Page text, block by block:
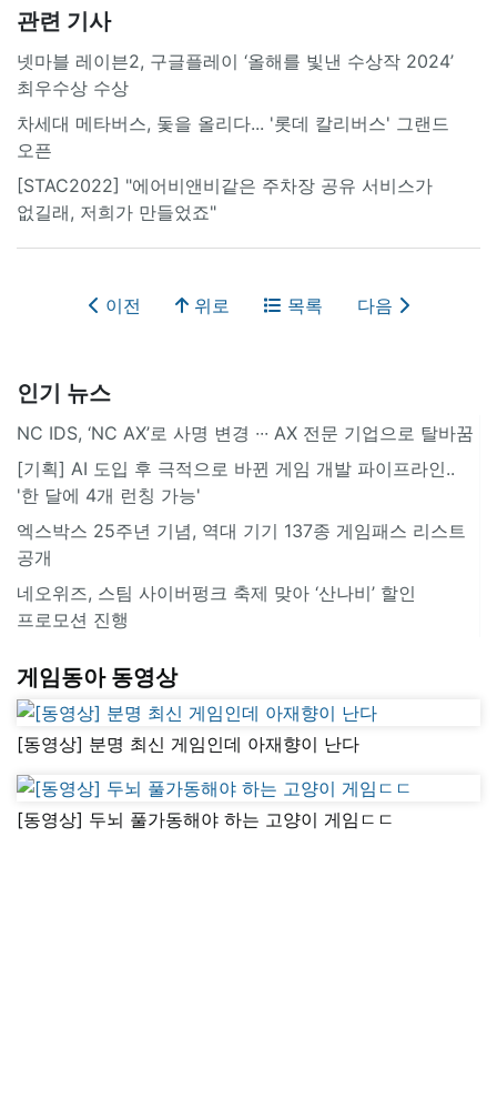
관련 기사
넷마블 레이븐2, 구글플레이 ‘올해를 빛낸 수상작 2024’
최우수상 수상
차세대 메타버스, 돛을 올리다... '롯데 칼리버스' 그랜드
오픈
[STAC2022] "에어비앤비같은 주차장 공유 서비스가
없길래, 저희가 만들었죠"
이전 위로 목록 다음
인기 뉴스
NC IDS, ‘NC AX’로 사명 변경 ∙∙∙ AX 전문 기업으로 탈바꿈
[기획] AI 도입 후 극적으로 바뀐 게임 개발 파이프라인..
'한 달에 4개 런칭 가능'
엑스박스 25주년 기념, 역대 기기 137종 게임패스 리스트
공개
네오위즈, 스팀 사이버펑크 축제 맞아 ‘산나비’ 할인
프로모션 진행
게임동아 동영상
[동영상] 분명 최신 게임인데 아재향이 난다
[동영상] 두뇌 풀가동해야 하는 고양이 게임ㄷㄷ